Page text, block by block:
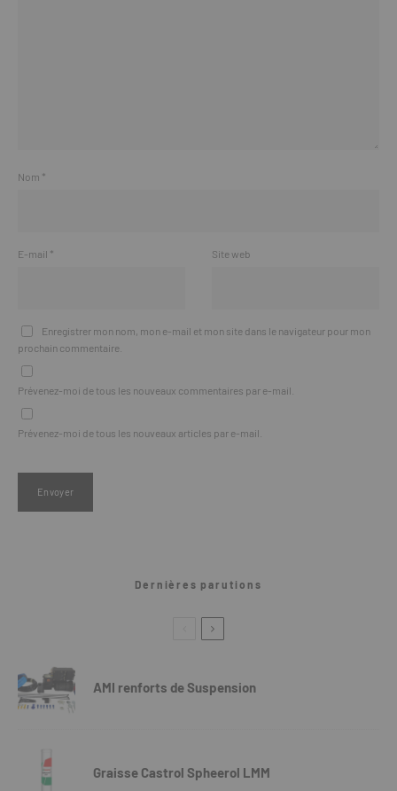
Nom *
E-mail * Site web
Enregistrer mon nom, mon e-mail et mon site dans le navigateur pour mon
prochain commentaire.
Prévenez-moi de tous les nouveaux commentaires par e-mail.
Prévenez-moi de tous les nouveaux articles par e-mail.
Dernières parutions
AMI renforts de Suspension
Graisse Castrol Spheerol LMM